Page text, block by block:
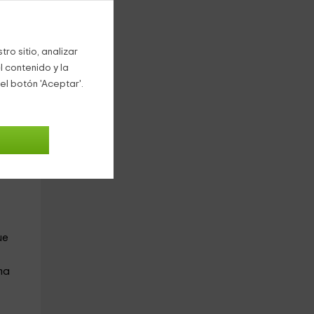
sitio, analizar
contenido y la
botón 'Aceptar'.